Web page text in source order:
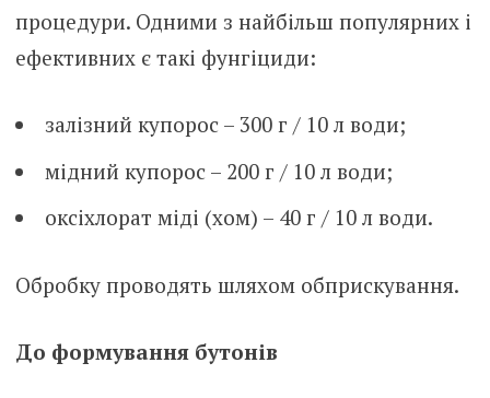
процедури. Одними з найбільш популярних і
ефективних є такі фунгіциди:
залізний купорос – 300 г / 10 л води;
мідний купорос – 200 г / 10 л води;
оксіхлорат міді (хом) – 40 г / 10 л води.
Обробку проводять шляхом обприскування.
До формування бутонів